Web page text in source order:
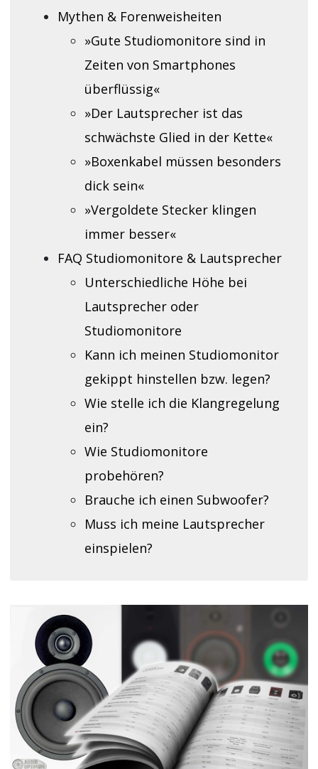
Mythen & Forenweisheiten
»Gute Studiomonitore sind in
Zeiten von Smartphones
überflüssig«
»Der Lautsprecher ist das
schwächste Glied in der Kette«
»Boxenkabel müssen besonders
dick sein«
»Vergoldete Stecker klingen
immer besser«
FAQ Studiomonitore & Lautsprecher
Unterschiedliche Höhe bei
Lautsprecher oder
Studiomonitore
Kann ich meinen Studiomonitor
gekippt hinstellen bzw. legen?
Wie stelle ich die Klangregelung
ein?
Wie Studiomonitore
probehören?
Brauche ich einen Subwoofer?
Muss ich meine Lautsprecher
einspielen?